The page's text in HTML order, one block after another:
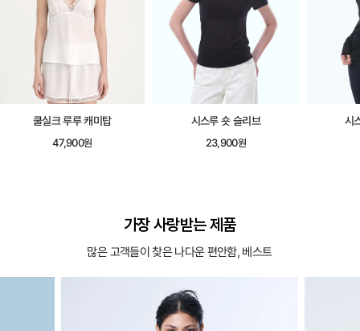
쿨실크 루루 캐미탑
47,900원
시스루 숏 슬리브
23,900원
시
가장 사랑받는 제품
많은 고객들이 찾은 나다운 편안함, 베스트